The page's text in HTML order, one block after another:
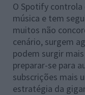
O Spotify
música e tem
muitos não
cenário, surgem
podem surgir
preparar-se para
subscrições mais
estratégia da